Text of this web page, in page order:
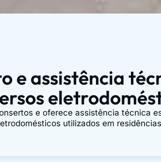
e assistência
e oferece assistência técnica
utilizados em